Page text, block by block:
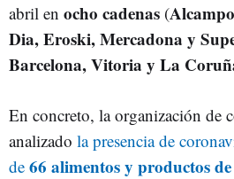
abril en ocho cadenas (
Dia, Eroski, Mercadona y
Barcelona, Vitoria y La
En concreto, la organización de
analizado la presencia de
de 66 alimentos y productos